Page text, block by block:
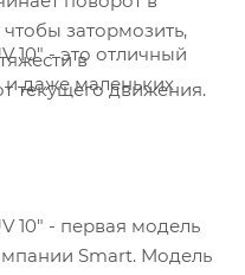
затормозить,
в
текущего движения.
10" - это отличный
и даже маленьких
10" - первая модель
Smart. Модель